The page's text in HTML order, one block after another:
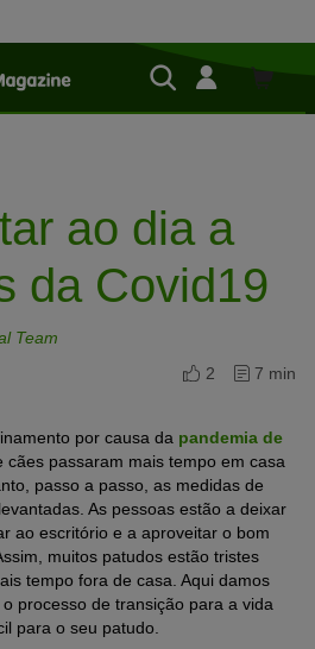
Loja
ao dia a
da Covid19
Team
2
7 min
por causa da pandemia de
cães passaram mais tempo em casa
passo a passo, as medidas de
As pessoas estão a deixar
ao escritório e a aproveitar o bom
muitos patudos estão tristes
tempo fora de casa. Aqui damos
processo de transição para a vida
para o seu patudo.